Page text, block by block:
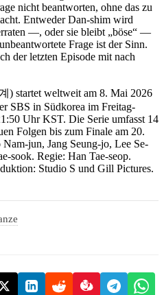
nicht beantworten, ohne das zu
Entweder Dan-shim wird
—, oder sie bleibt „böse“ —
Frage ist der Sinn.
der letzten Episode mit nach
) startet weltweit am 8. Mai 2026
SBS in Südkorea im Freitag-
Uhr KST. Die Serie umfasst 14
Folgen bis zum Finale am 20.
jun, Jang Seung-jo, Lee Se-
sook. Regie: Han Tae-seop.
Studio S und Gill Pictures.